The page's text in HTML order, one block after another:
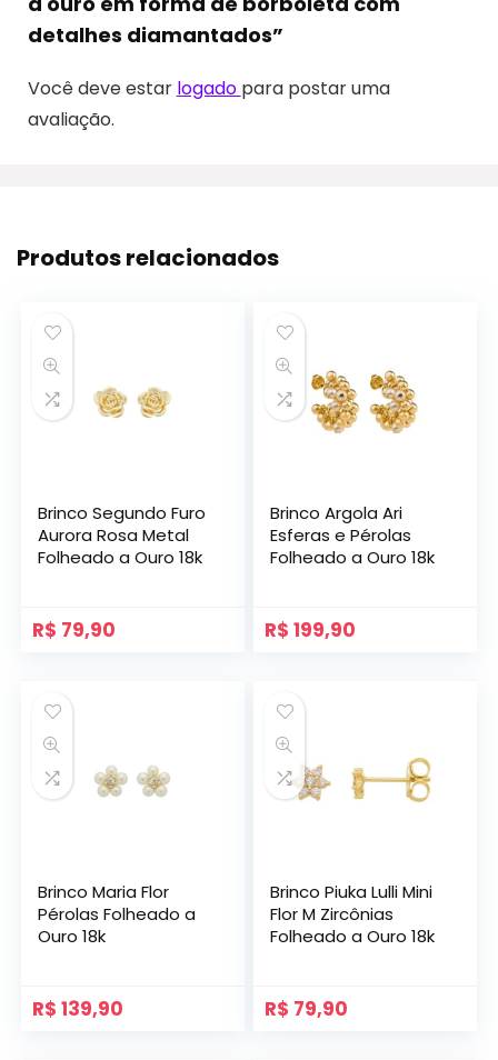
detalhes diamantados”
Você deve estar logado para postar uma
avaliação.
Produtos relacionados
Brinco Segundo Furo
Aurora Rosa Metal
Folheado a Ouro 18k
R$ 79,90
Brinco Argola Ari
Esferas e Pérolas
Folheado a Ouro 18k
R$ 199,90
Brinco Maria Flor
Pérolas Folheado a
Ouro 18k
R$ 139,90
Brinco Piuka Lulli Mini
Flor M Zircônias
Folheado a Ouro 18k
R$ 79,90